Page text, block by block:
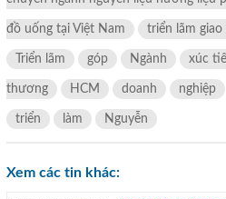
TƯ VẤN
Với hơn 1000 căn nhà và 50
chúng tôi sẽ giúp bạn
đồ uống tại Việt Nam triển lãm
Triển lãm góp Ngành xúc
thương HCM doanh nghiệp
triển làm Nguyễn
Xem các tin khác: